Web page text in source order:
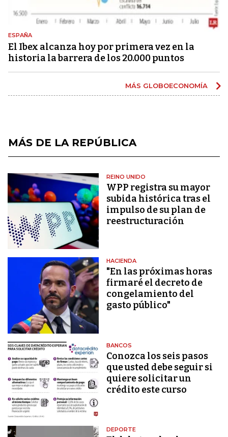
ESPAÑA
El Ibex alcanza hoy por primera vez en la
historia la barrera de los 20.000 puntos
MÁS GLOBOECONOMÍA
MÁS DE LA REPÚBLICA
REINO UNIDO
WPP registra su mayor
subida histórica tras el
impulso de su plan de
reestructuración
HACIENDA
"En las próximas horas
firmaré el decreto de
congelamiento del
gasto público"
BANCOS
Conozca los seis pasos
que usted debe seguir si
quiere solicitar un
crédito este curso
DEPORTE